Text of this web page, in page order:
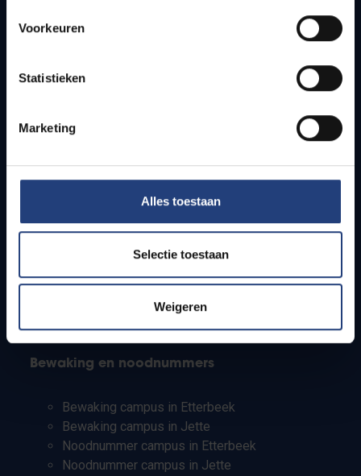
Voorkeuren
Statistieken
Marketing
Alles toestaan
Selectie toestaan
Weigeren
Bereikbaarheid
Studenten
PhD-studenten
Leerkrachten en secundaire scholen
Bewaking en noodnummers
Bewaking campus in Etterbeek
Bewaking campus in Jette
Noodnummer campus in Etterbeek
Noodnummer campus in Jette